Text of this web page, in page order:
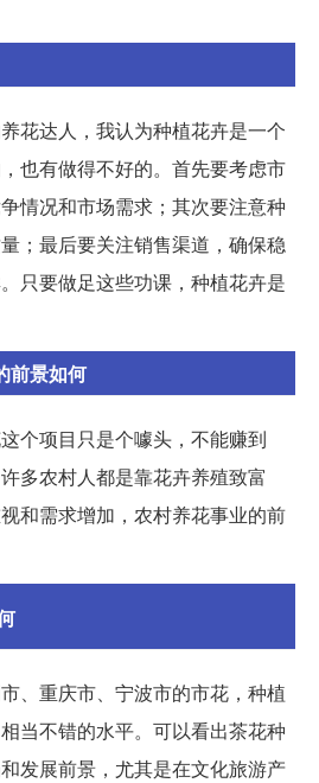
花达人，我认为种植花卉是一个
也有做得不好的。首先要考虑市
情况和市场需求；其次要注意种
；最后要关注销售渠道，确保稳
只要做足这些功课，种植花卉是
前景如何
个项目只是个噱头，不能赚到
多农村人都是靠花卉养殖致富
和需求增加，农村养花事业的前
、重庆市、宁波市的市花，种植
当不错的水平。可以看出茶花种
发展前景，尤其是在文化旅游产